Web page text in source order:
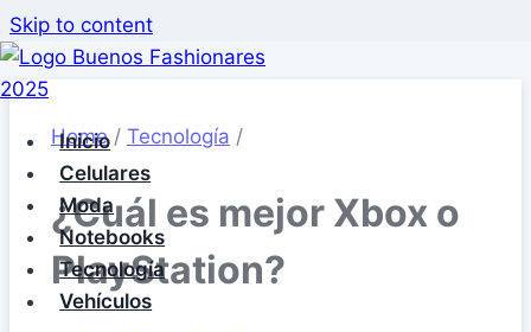
Skip to content
Inicio
Celulares
Moda
Notebooks
Tecnología
Vehículos
Home / Tecnología /
¿Cuál es mejor Xbox o
PlayStation?